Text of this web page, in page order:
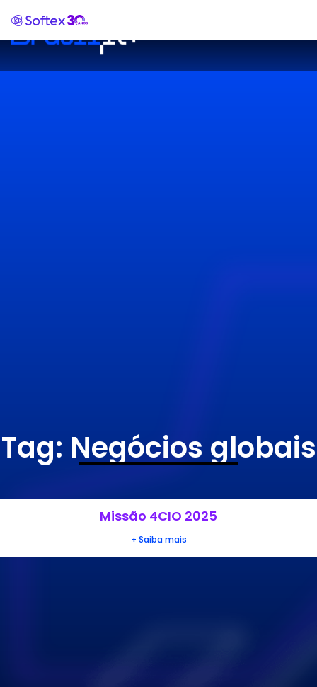
Tag: Negócios globais
Missão 4CIO 2025
+ Saiba mais